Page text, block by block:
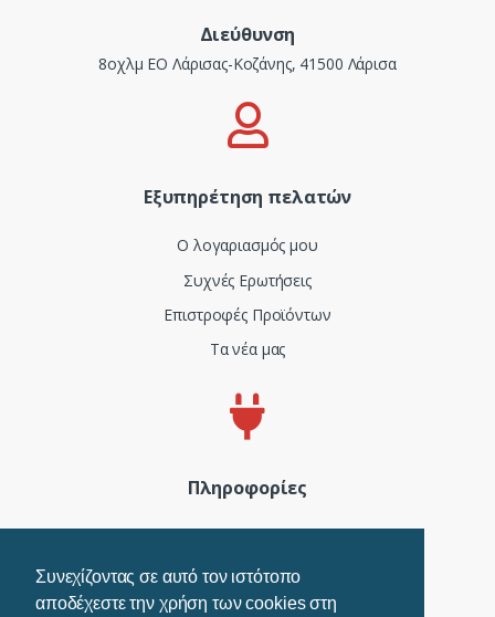
Συνεχίζοντας σε αυτό τον ιστότοπο
αποδέχεστε την χρήση των cookies στη
Διεύθυνση
8οχλμ ΕΟ Λάρισας-Κοζάνης, 41500 Λάρισα
Εξυπηρέτηση πελατών
Ο λογαριασμός μου
Συχνές Ερωτήσεις
Επιστροφές Προϊόντων
Τα νέα μας
Πληροφορίες
Όροι Χρήσης
Τρόποι Πληρωμής